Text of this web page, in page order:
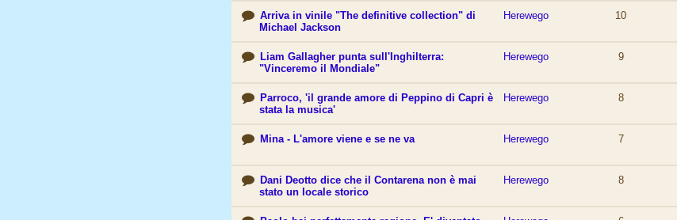
Arriva in vinile "The definitive collection" di
Michael Jackson
Herewego 10
Liam Gallagher punta sull'Inghilterra:
"Vinceremo il Mondiale"
Herewego 9
Parroco, 'il grande amore di Peppino di Capri è
stata la musica'
Herewego 8
Mina - L'amore viene e se ne va Herewego 7
Dani Deotto dice che il Contarena non è mai
stato un locale storico
Herewego 8